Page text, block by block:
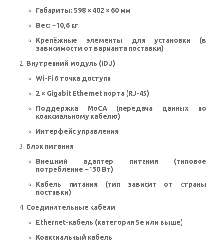
Габариты: 598 × 402 × 60 мм
Вес: ~10,6 кг
Крепёжные элементы для установки (в
зависимости от варианта поставки)
Внутренний модуль (IDU)
Wi-Fi 6 точка доступа
2 × Gigabit Ethernet порта (RJ-45)
Поддержка MoCA (передача данных по
коаксиальному кабелю)
Интерфейс управления
Блок питания
Внешний адаптер питания (типовое
потребление ~130 Вт)
Кабель питания (тип зависит от страны
поставки)
Соединительные кабели
Ethernet-кабель (категория 5e или выше)
Коаксиальный кабель